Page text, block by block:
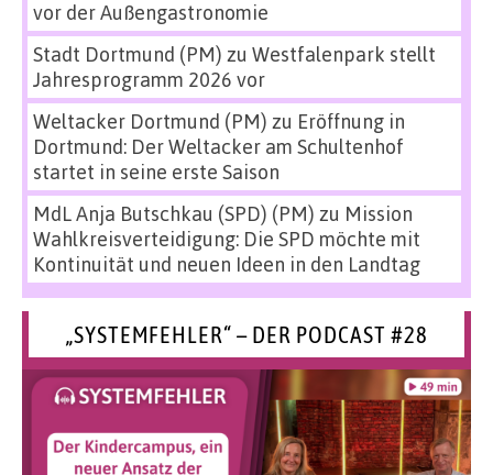
vor der Außengastronomie
Stadt Dortmund (PM) zu Westfalenpark stellt
Jahresprogramm 2026 vor
Weltacker Dortmund (PM) zu Eröffnung in
Dortmund: Der Weltacker am Schultenhof
startet in seine erste Saison
MdL Anja Butschkau (SPD) (PM) zu Mission
Wahlkreisverteidigung: Die SPD möchte mit
Kontinuität und neuen Ideen in den Landtag
„SYSTEMFEHLER“ – DER PODCAST #28